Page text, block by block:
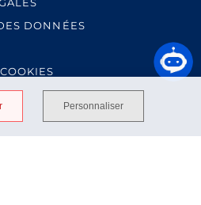
Personnaliser
DONNÉES